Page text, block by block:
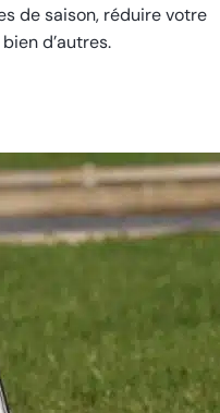
de saison, réduire votre
d’autres.